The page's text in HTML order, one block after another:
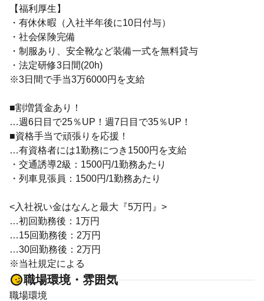
【福利厚生】
・有休休暇（入社半年後に10日付与）
・社会保険完備
・制服あり、安全靴など装備一式を無料貸与
・法定研修3日間(20h)
※3日間で手当3万6000円を支給
■割増賃金あり！
…週6日目で25％UP！週7日目で35％UP！
■資格手当で頑張りを応援！
…有資格者には1勤務につき1500円を支給
・交通誘導2級：1500円/1勤務あたり
・列車見張員：1500円/1勤務あたり
<入社祝い金はなんと最大『5万円』>
…初回勤務後：1万円
…15回勤務後：2万円
…30回勤務後：2万円
※当社規定による
職場環境・雰囲気
職場環境